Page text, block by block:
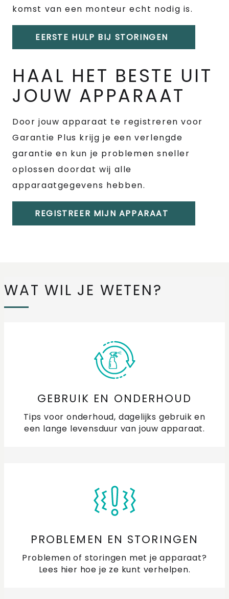
komst van een monteur echt nodig is.
EERSTE HULP BIJ STORINGEN
HAAL HET BESTE UIT
JOUW APPARAAT
Door jouw apparaat te registreren voor
Garantie Plus krijg je een verlengde
garantie en kun je problemen sneller
oplossen doordat wij alle
apparaatgegevens hebben.
REGISTREER MIJN APPARAAT
WAT WIL JE WETEN?
GEBRUIK EN ONDERHOUD
Tips voor onderhoud, dagelijks gebruik en
een lange levensduur van jouw apparaat.
PROBLEMEN EN STORINGEN
Problemen of storingen met je apparaat?
Lees hier hoe je ze kunt verhelpen.